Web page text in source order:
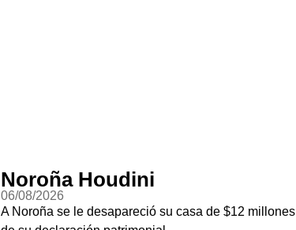
Noroña Houdini
06/08/2026
A Noroña se le desapareció su casa de $12 millones